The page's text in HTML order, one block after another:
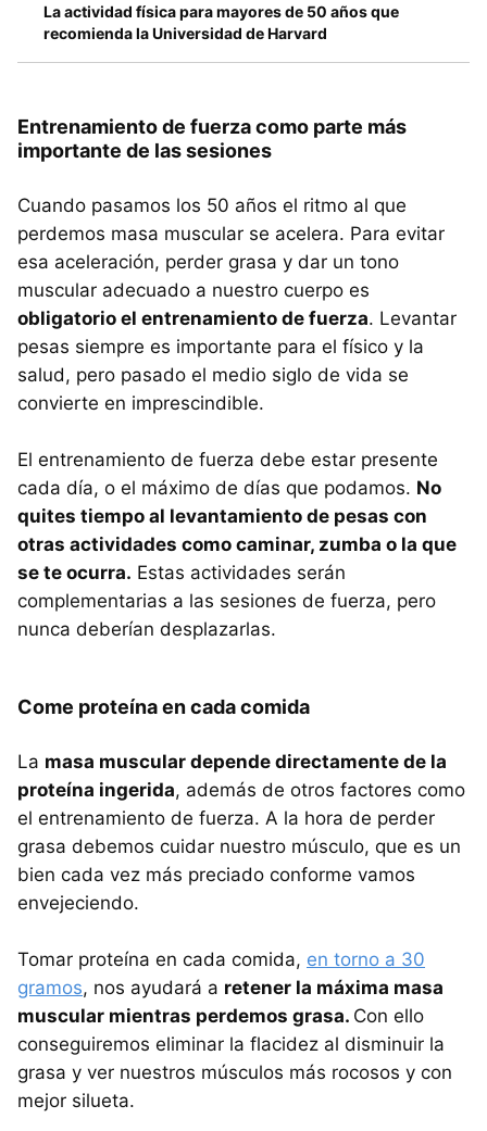
La actividad física para mayores de 50 años que
recomienda la Universidad de Harvard
Entrenamiento de fuerza como parte más
importante de las sesiones
Cuando pasamos los 50 años el ritmo al que
perdemos masa muscular se acelera. Para evitar
esa aceleración, perder grasa y dar un tono
muscular adecuado a nuestro cuerpo es
obligatorio el entrenamiento de fuerza. Levantar
pesas siempre es importante para el físico y la
salud, pero pasado el medio siglo de vida se
convierte en imprescindible.
El entrenamiento de fuerza debe estar presente
cada día, o el máximo de días que podamos. No
quites tiempo al levantamiento de pesas con
otras actividades como caminar, zumba o la que
se te ocurra. Estas actividades serán
complementarias a las sesiones de fuerza, pero
nunca deberían desplazarlas.
Come proteína en cada comida
La masa muscular depende directamente de la
proteína ingerida, además de otros factores como
el entrenamiento de fuerza. A la hora de perder
grasa debemos cuidar nuestro músculo, que es un
bien cada vez más preciado conforme vamos
envejeciendo.
Tomar proteína en cada comida, en torno a 30
gramos, nos ayudará a retener la máxima masa
muscular mientras perdemos grasa. Con ello
conseguiremos eliminar la flacidez al disminuir la
grasa y ver nuestros músculos más rocosos y con
mejor silueta.